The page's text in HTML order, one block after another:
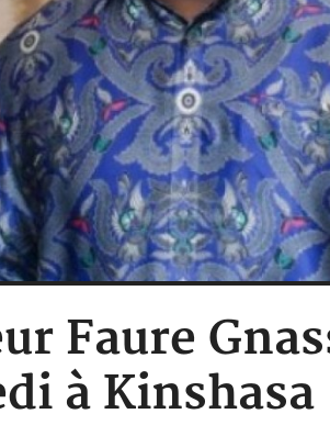
Faure
à Kinshasa